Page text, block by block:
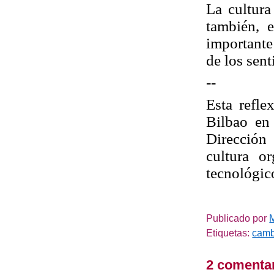
La
también,
de los
--
Esta
Bilbao
cultura
Publicado por
Etiquetas:
2